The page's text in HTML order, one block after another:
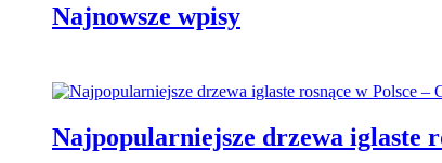
Najnowsze wpisy
Najpopularniejsze drzewa iglaste